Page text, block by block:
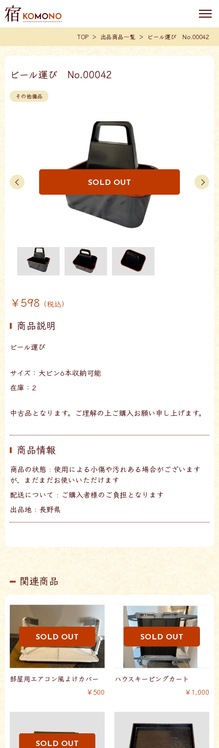
TOP 出品商品一覧 ビール運び No.00042
ビール運び No.00042
その他備品
￥598 （税込）
商品説明
ビール運び
サイズ：大ビン6本収納可能
在庫：2
中古品となります。ご理解の上ご購入お願い申し上げます。
商品情報
商品の状態 : 使用による小傷や汚れある場合がございます
が、まだまだお使いいただけます
配送について : ご購入者様のご負担となります
出品地 : 長野県
関連商品
部屋用エアコン風よけカバー
￥500
ハウスキーピングカート
￥1,000